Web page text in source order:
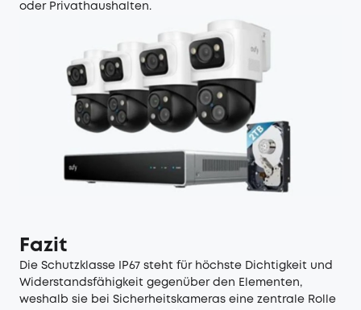
oder Privathaushalten.
Fazit
Die Schutzklasse IP67 steht für höchste Dichtigkeit und
Widerstandsfähigkeit gegenüber den Elementen,
weshalb sie bei Sicherheitskameras eine zentrale Rolle